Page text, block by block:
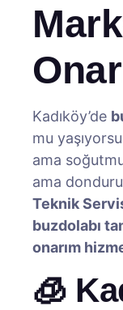
Kadıköy’de
mu
ama
ama
Teknik
buzdolabı
onarım
🧊